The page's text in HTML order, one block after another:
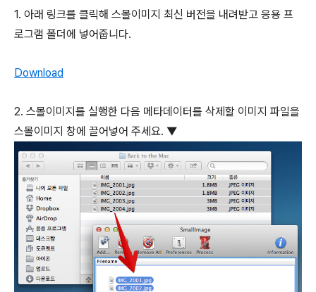
1. 아래 링크를 클릭해 스몰이미지 최신 버전을 내려받고 응용 프
로그램 폴더에 넣어줍니다.
Download
2. 스몰이미지를 실행한 다음 메타데이터를 삭제할 이미지 파일을
스몰이미지 창에 끌어넣어 주세요. ▼